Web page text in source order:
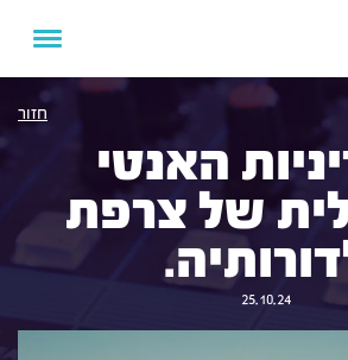
חזור
האנטי
של צרפת
25.10.24